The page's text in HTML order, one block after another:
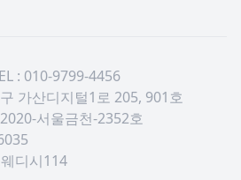
: 010-9799-4456
가산디지털1로 205, 901호
서울금천-2352호
디시114